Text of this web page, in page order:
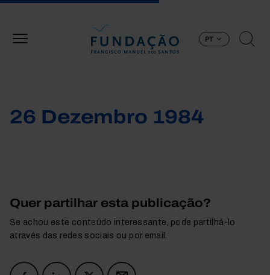
PT
26 Dezembro 1984
Quer partilhar esta publicação?
Se achou este conteúdo interessante, pode partilhá-lo
através das redes sociais ou por email.